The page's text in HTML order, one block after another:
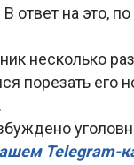
ответ на это,
несколько
порезать его
Telegram-